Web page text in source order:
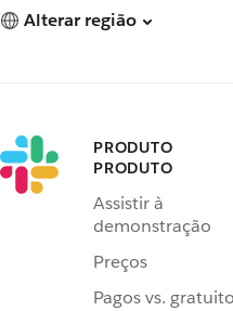
Alterar região
PRODUTO
PRODUTO
Assistir à
demonstração
Preços
Pagos vs.